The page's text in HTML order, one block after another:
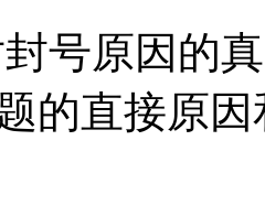
号原因的
的直接原